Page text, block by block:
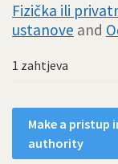
Fizička ili
ustanove and
1 zahtjeva
Make a
authority